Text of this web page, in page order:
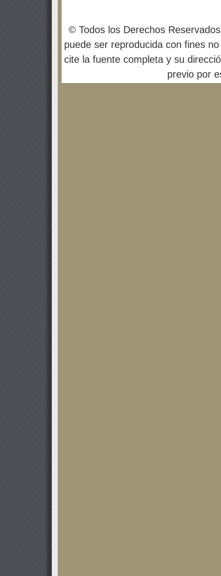
© Todos los Derechos
puede ser reproducida con fines
cite la fuente completa y su
previo por